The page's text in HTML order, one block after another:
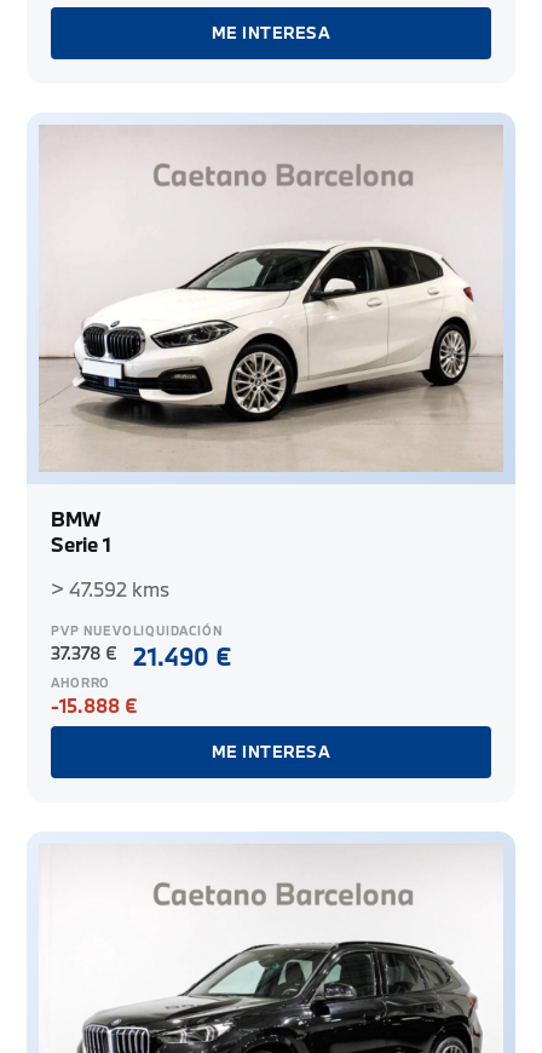
ME INTERESA
BMW
Serie 1
> 47.592 kms
PVP NUEVO
37.378 €
LIQUIDACIÓN
21.490 €
AHORRO
-15.888 €
ME INTERESA